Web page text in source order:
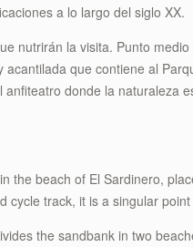
a lo largo del siglo XX.
nutrirán la visita. Punto
que contiene al
donde la naturaleza
the beach of El Sardinero,
cycle track, it is a singular
the sandbank in two